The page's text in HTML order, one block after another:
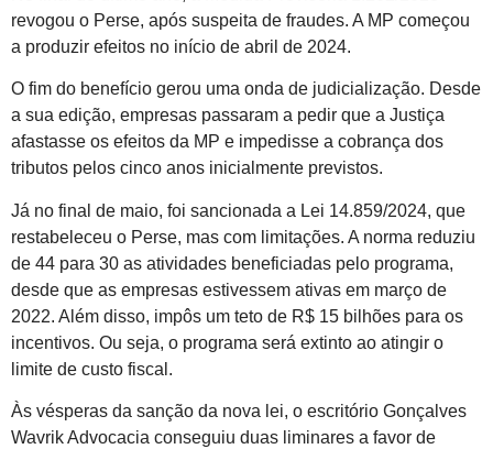
revogou o Perse, após suspeita de fraudes. A MP começou
a produzir efeitos no início de abril de 2024.
O fim do benefício gerou uma onda de judicialização. Desde
a sua edição, empresas passaram a pedir que a Justiça
afastasse os efeitos da MP e impedisse a cobrança dos
tributos pelos cinco anos inicialmente previstos.
Já no final de maio, foi sancionada a Lei 14.859/2024, que
restabeleceu o Perse, mas com limitações. A norma reduziu
de 44 para 30 as atividades beneficiadas pelo programa,
desde que as empresas estivessem ativas em março de
2022. Além disso, impôs um teto de R$ 15 bilhões para os
incentivos. Ou seja, o programa será extinto ao atingir o
limite de custo fiscal.
Às vésperas da sanção da nova lei, o escritório Gonçalves
Wavrik Advocacia conseguiu duas liminares a favor de